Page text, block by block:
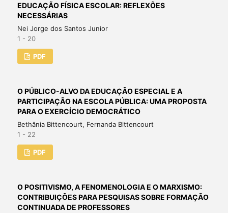
EDUCAÇÃO FÍSICA ESCOLAR: REFLEXÕES
NECESSÁRIAS
Nei Jorge dos Santos Junior
1 - 20
PDF
O PÚBLICO-ALVO DA EDUCAÇÃO ESPECIAL E A
PARTICIPAÇÃO NA ESCOLA PÚBLICA: UMA PROPOSTA
PARA O EXERCÍCIO DEMOCRÁTICO
Bethânia Bittencourt, Fernanda Bittencourt
1 - 22
PDF
O POSITIVISMO, A FENOMENOLOGIA E O MARXISMO:
CONTRIBUIÇÕES PARA PESQUISAS SOBRE FORMAÇÃO
CONTINUADA DE PROFESSORES